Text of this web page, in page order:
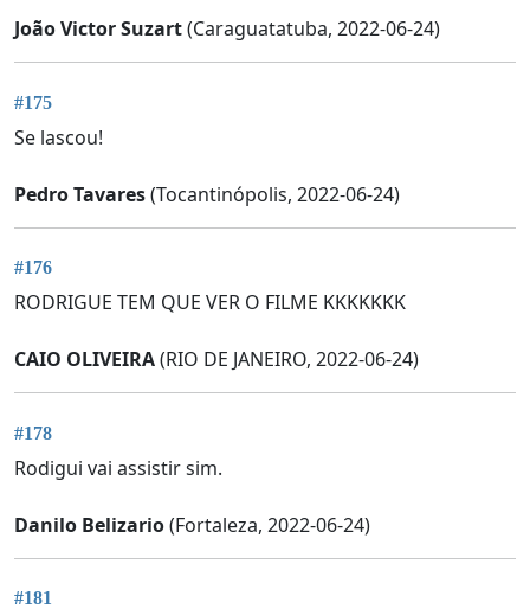
João Victor Suzart(Caraguatatuba, 2022-06-24)
#175
Se lascou!
Pedro Tavares(Tocantinópolis, 2022-06-24)
#176
RODRIGUE TEM QUE VER O FILME KKKKKKK
CAIO OLIVEIRA(RIO DE JANEIRO, 2022-06-24)
#178
Rodigui vai assistir sim.
Danilo Belizario(Fortaleza, 2022-06-24)
#181